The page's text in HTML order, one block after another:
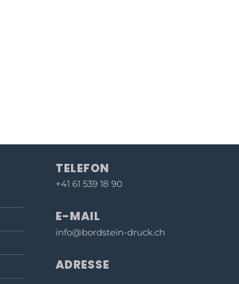
TELEFON
+41 61 539 18 90
E-MAIL
info@bordstein-druck.ch
ADRESSE